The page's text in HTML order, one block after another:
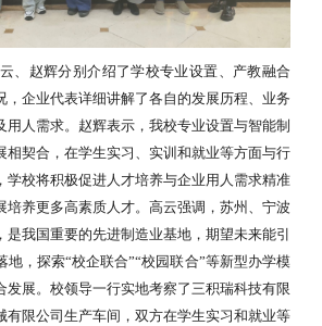
、赵辉分别介绍了学校专业设置、产教融合
，企业代表详细讲解了各自的发展历程、业务
用人需求。赵辉表示，我校专业设置与智能制
相契合，在学生实习、实训和就业等方面与行
学校将积极促进人才培养与企业用人需求精准
培养更多高素质人才。高云强调，苏州、宁波
是我国重要的先进制造业基地，期望未来能引
地，探索“校企联合”“校园联合”等新型办学模
展。 校领导一行实地考察了三积瑞科技有限
有限公司生产车间，双方在学生实习和就业等